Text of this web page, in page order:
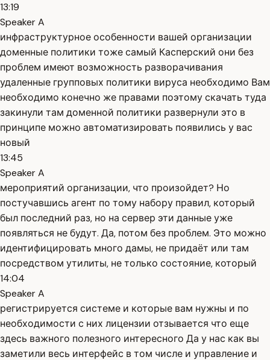
13:19
Speaker A
инфраструктурное особенности вашей организации
доменные политики тоже самый Касперский они без
проблем имеют возможность разворачивания
удаленные групповых политики вируса необходимо Вам
необходимо конечно же правами поэтому скачать туда
закинули там доменной политики развернули это в
принципе можно автоматизировать появились у вас
новый
13:45
Speaker A
мероприятий организации, что произойдет? Но
постучавшись агент по тому набору правил, который
был последний раз, но на сервер эти данные уже
появляться не будут. Да, потом без проблем. Это можно
идентифицировать много дамы, не придаёт или там
посредством утилиты, не только состояние, который
14:04
Speaker A
регистрируется системе и которые вам нужны и по
необходимости с них лицензии отзывается что еще
здесь важного полезного интересного Да у нас как вы
заметили весь интерфейс в том числе и управление и